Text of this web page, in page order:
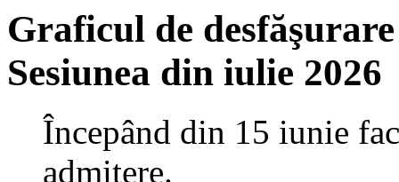
Graficul de desfăşurare
Sesiunea din iulie 2026
Începând din 15 iunie
admitere.